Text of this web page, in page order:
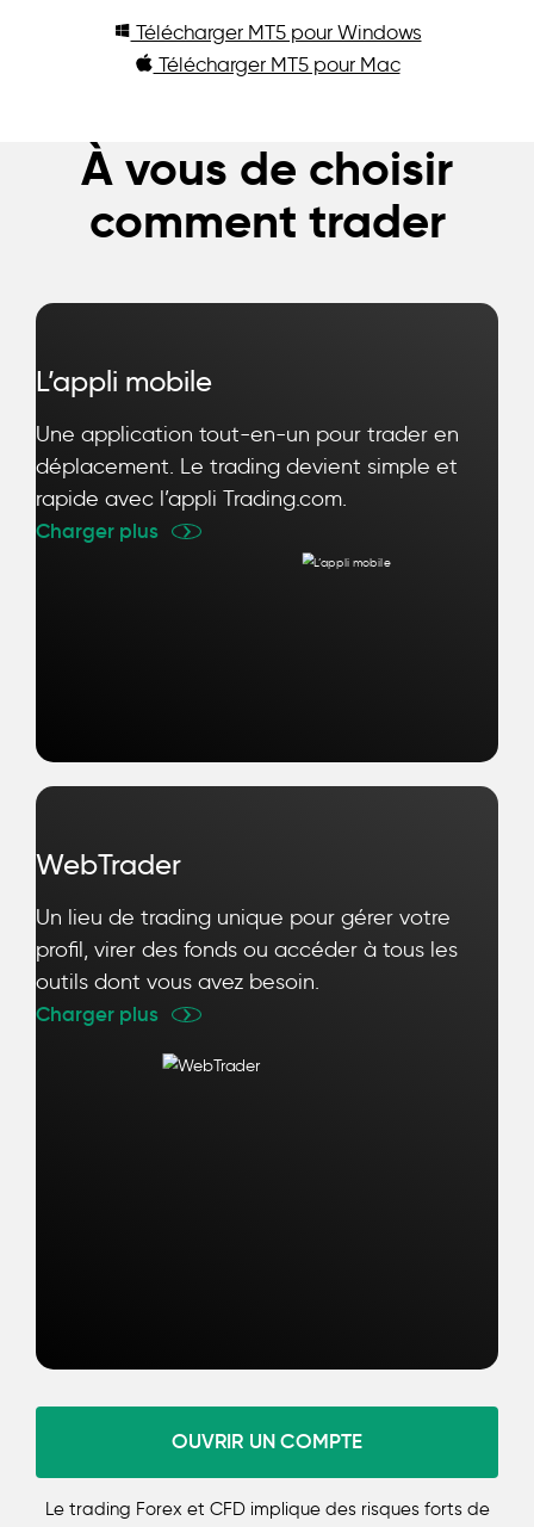
Télécharger MT5 pour Windows
Télécharger MT5 pour Mac
À vous de choisir
comment trader
L’appli mobile
Une application tout-en-un pour trader en
déplacement. Le trading devient simple et
rapide avec l’appli Trading.com.
Charger plus
WebTrader
Un lieu de trading unique pour gérer votre
profil, virer des fonds ou accéder à tous les
outils dont vous avez besoin.
Charger plus
OUVRIR UN COMPTE
Le trading Forex et CFD implique des risques forts de